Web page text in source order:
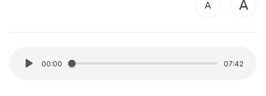
00:00 07:42